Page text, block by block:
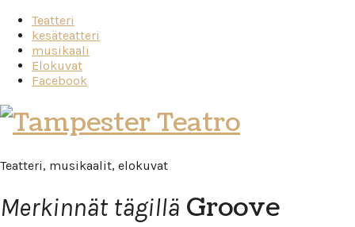
Teatteri
kesäteatteri
musikaali
Elokuvat
Facebook
Tampester
Teatro
Teatteri, musikaalit, elokuvat
Merkinnät tägillä Groove